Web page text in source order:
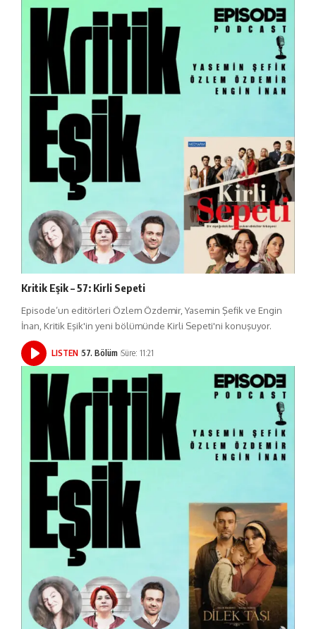
Kritik Eşik – 57: Kirli Sepeti
Episode’un editörleri Özlem Özdemir, Yasemin Şefik ve Engin
İnan, Kritik Eşik'in yeni bölümünde Kirli Sepeti'ni konuşuyor.
LISTEN 57. Bölüm Süre: 11:21